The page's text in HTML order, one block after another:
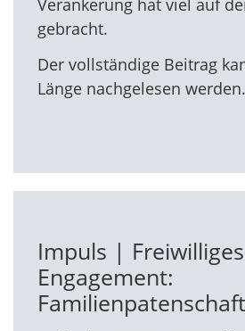
gebracht.
Der vollständige Beitrag
Länge nachgelesen werden.
Impuls | Freiwilliges
Engagement: